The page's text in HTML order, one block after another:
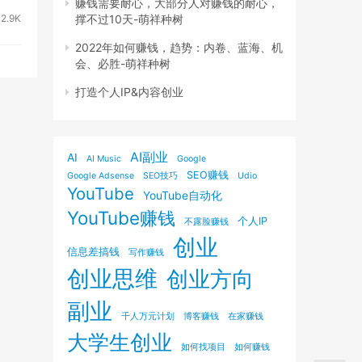
2.9K
赚钱需要耐心，大部分人对赚钱的耐心，
撑不过10天-萌祥种树
2022年如何赚钱，趋势：内卷、蓝海、机
会、必胜-萌祥种树
打造个人IP&内容创业
AI AI Music AI副业
Google
Google Adsense
SEO技巧 SEO赚钱 Udio
YouTube YouTube自动化
YouTube赚钱 不露脸赚钱 个人IP
信息差搞钱 写作赚钱 创业
创业思维 创业方向
副业 千人万元计划 博客赚钱 在家赚钱
大学生创业 如何找项目 如何赚钱